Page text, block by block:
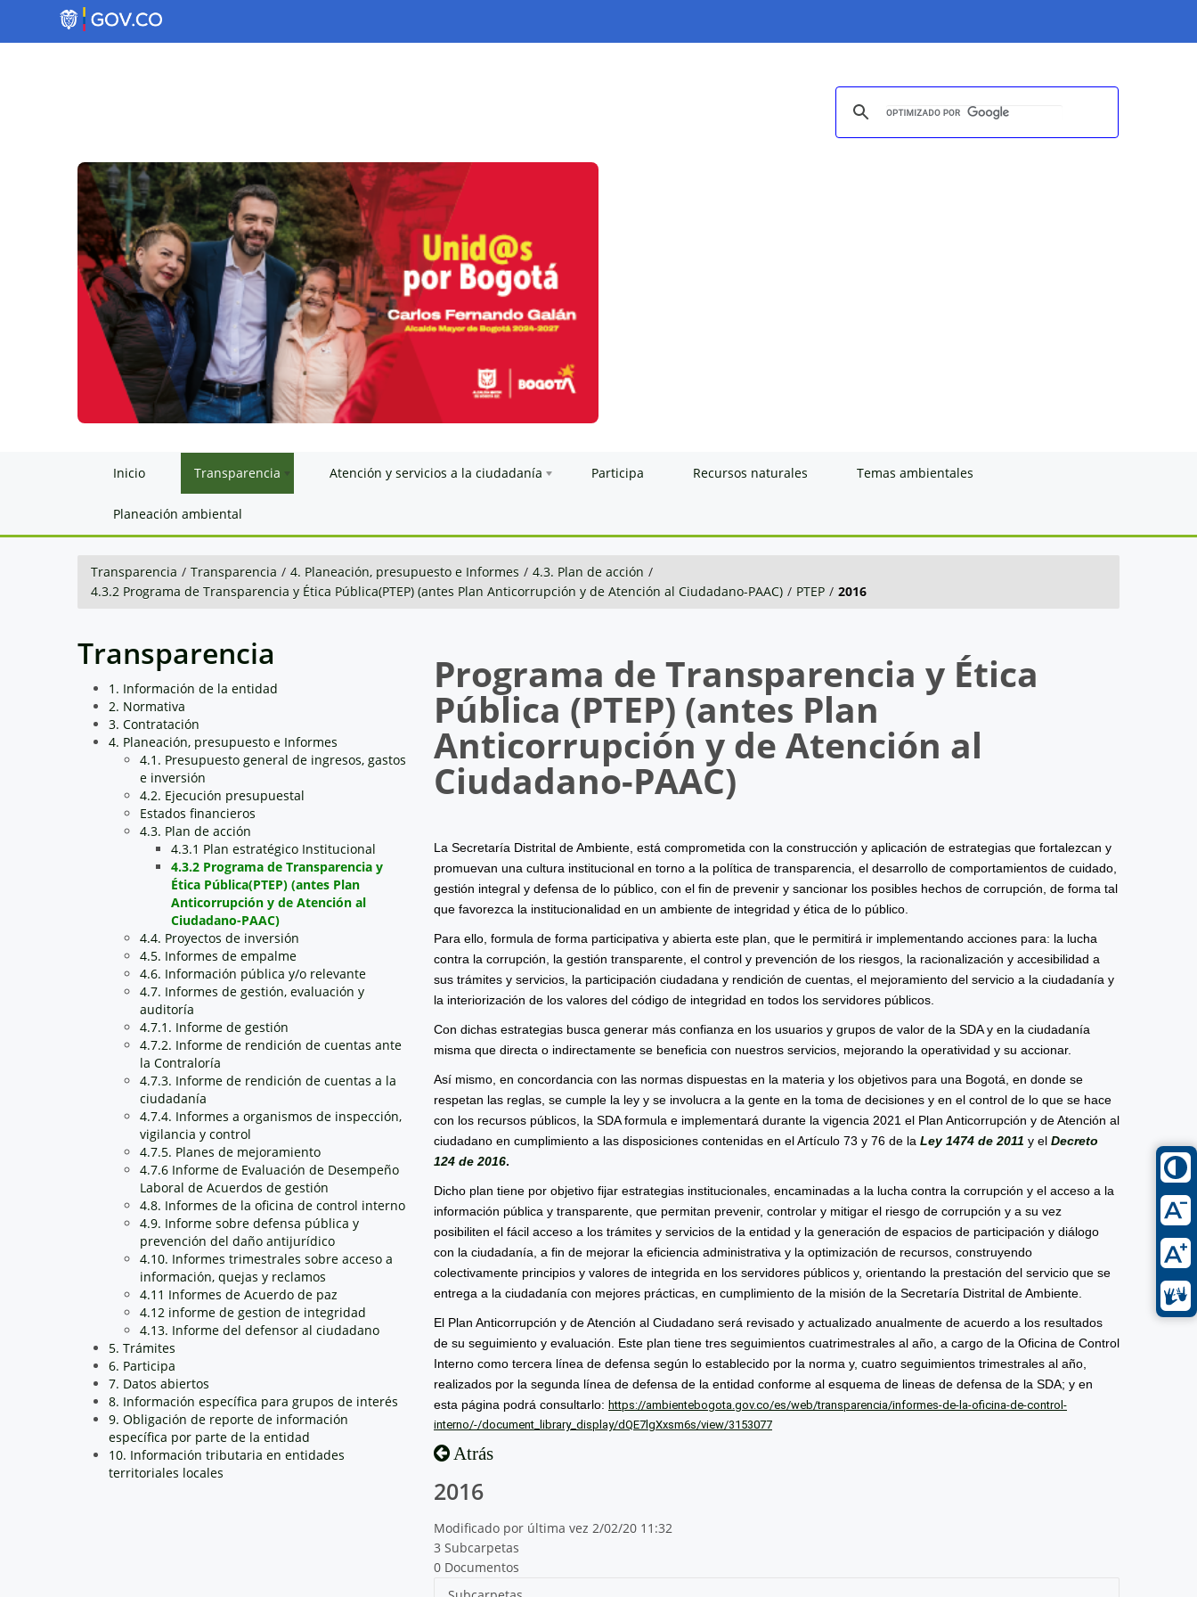
Inicio Transparencia Atención y servicios a la ciudadanía Participa Recursos naturales Temas ambientales
Planeación ambiental
Transparencia / Transparencia / 4. Planeación, presupuesto e Informes / 4.3. Plan de acción /
4.3.2 Programa de Transparencia y Ética Pública(PTEP) (antes Plan Anticorrupción y de Atención al Ciudadano-PAAC) / PTEP / 2016
Transparencia
1. Información de la entidad
2. Normativa
3. Contratación
4. Planeación, presupuesto e Informes
4.1. Presupuesto general de ingresos, gastos
e inversión
4.2. Ejecución presupuestal
Estados financieros
4.3. Plan de acción
4.3.1 Plan estratégico Institucional
4.3.2 Programa de Transparencia y
Ética Pública(PTEP) (antes Plan
Anticorrupción y de Atención al
Ciudadano-PAAC)
4.4. Proyectos de inversión
4.5. Informes de empalme
4.6. Información pública y/o relevante
4.7. Informes de gestión, evaluación y
auditoría
4.7.1. Informe de gestión
4.7.2. Informe de rendición de cuentas ante
la Contraloría
4.7.3. Informe de rendición de cuentas a la
ciudadanía
4.7.4. Informes a organismos de inspección,
vigilancia y control
4.7.5. Planes de mejoramiento
4.7.6 Informe de Evaluación de Desempeño
Laboral de Acuerdos de gestión
4.8. Informes de la oficina de control interno
4.9. Informe sobre defensa pública y
prevención del daño antijurídico
4.10. Informes trimestrales sobre acceso a
información, quejas y reclamos
4.11 Informes de Acuerdo de paz
4.12 informe de gestion de integridad
4.13. Informe del defensor al ciudadano
5. Trámites
6. Participa
7. Datos abiertos
8. Información específica para grupos de interés
9. Obligación de reporte de información
específica por parte de la entidad
10. Información tributaria en entidades
territoriales locales
Programa de Transparencia y Ética
Pública (PTEP) (antes Plan
Anticorrupción y de Atención al
Ciudadano-PAAC)
La Secretaría Distrital de Ambiente, está comprometida con la construcción y aplicación de estrategias que fortalezcan y
promuevan una cultura institucional en torno a la política de transparencia, el desarrollo de comportamientos de cuidado,
gestión integral y defensa de lo público, con el fin de prevenir y sancionar los posibles hechos de corrupción, de forma tal
que favorezca la institucionalidad en un ambiente de integridad y ética de lo público.
Para ello, formula de forma participativa y abierta este plan, que le permitirá ir implementando acciones para: la lucha
contra la corrupción, la gestión transparente, el control y prevención de los riesgos, la racionalización y accesibilidad a
sus trámites y servicios, la participación ciudadana y rendición de cuentas, el mejoramiento del servicio a la ciudadanía y
la interiorización de los valores del código de integridad en todos los servidores públicos.
Con dichas estrategias busca generar más confianza en los usuarios y grupos de valor de la SDA y en la ciudadanía
misma que directa o indirectamente se beneficia con nuestros servicios, mejorando la operatividad y su accionar.
Así mismo, en concordancia con las normas dispuestas en la materia y los objetivos para una Bogotá, en donde se
respetan las reglas, se cumple la ley y se involucra a la gente en la toma de decisiones y en el control de lo que se hace
con los recursos públicos, la SDA formula e implementará durante la vigencia 2021 el Plan Anticorrupción y de Atención al
ciudadano en cumplimiento a las disposiciones contenidas en el Artículo 73 y 76 de la Ley 1474 de 2011 y el Decreto
124 de 2016.
Dicho plan tiene por objetivo fijar estrategias institucionales, encaminadas a la lucha contra la corrupción y el acceso a la
información pública y transparente, que permitan prevenir, controlar y mitigar el riesgo de corrupción y a su vez
posibiliten el fácil acceso a los trámites y servicios de la entidad y la generación de espacios de participación y diálogo
con la ciudadanía, a fin de mejorar la eficiencia administrativa y la optimización de recursos, construyendo
colectivamente principios y valores de integrida en los servidores públicos y, orientando la prestación del servicio que se
entrega a la ciudadanía con mejores prácticas, en cumplimiento de la misión de la Secretaría Distrital de Ambiente.
El Plan Anticorrupción y de Atención al Ciudadano será revisado y actualizado anualmente de acuerdo a los resultados
de su seguimiento y evaluación. Este plan tiene tres seguimientos cuatrimestrales al año, a cargo de la Oficina de Control
Interno como tercera línea de defensa según lo establecido por la norma y, cuatro seguimientos trimestrales al año,
realizados por la segunda línea de defensa de la entidad conforme al esquema de lineas de defensa de la SDA; y en
esta página podrá consultarlo: https://ambientebogota.gov.co/es/web/transparencia/informes-de-la-oficina-de-control-
interno/-/document_library_display/dQE7lgXxsm6s/view/3153077
Atrás
2016
Modificado por última vez 2/02/20 11:32
3 Subcarpetas
0 Documentos